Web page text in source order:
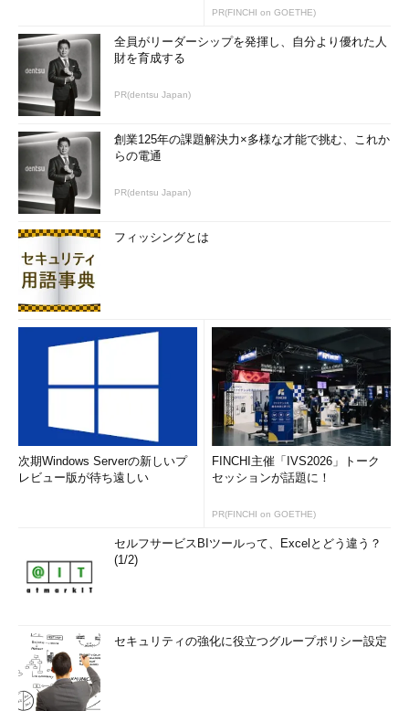
PR(FINCHI on GOETHE)
全員がリーダーシップを発揮し、自分より優れた人
財を育成する
PR(dentsu Japan)
創業125年の課題解決力×多様な才能で挑む、これか
らの電通
PR(dentsu Japan)
フィッシングとは
次期Windows Serverの新しいプ
レビュー版が待ち遠しい
FINCHI主催「IVS2026」トーク
セッションが話題に！
PR(FINCHI on GOETHE)
セルフサービスBIツールって、Excelとどう違う？
(1/2)
セキュリティの強化に役立つグループポリシー設定